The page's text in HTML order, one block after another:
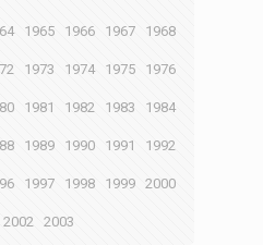
1965 1966 1967 1968
1973 1974 1975 1976
1981 1982 1983 1984
1989 1990 1991 1992
1997 1998 1999 2000
2002 2003